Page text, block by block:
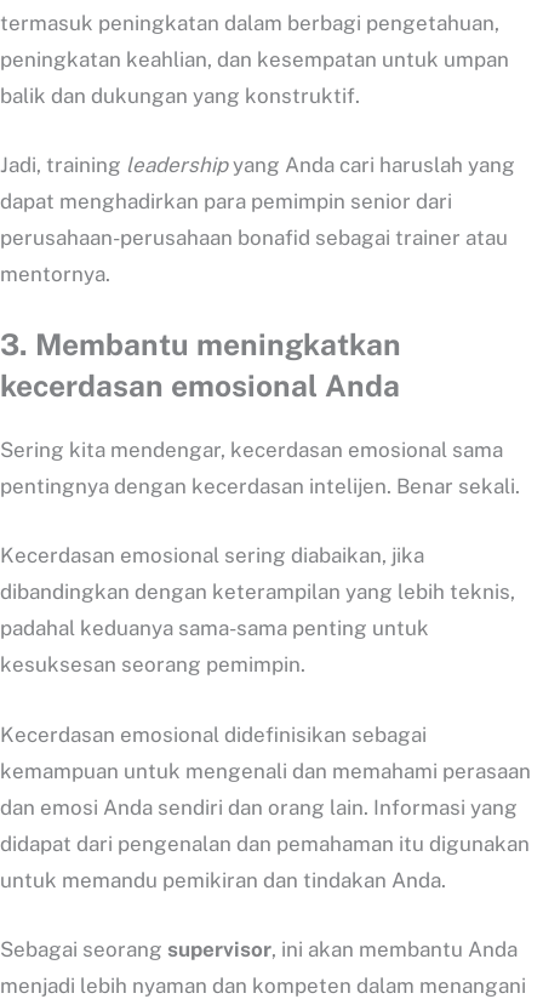
termasuk peningkatan dalam berbagi pengetahuan,
peningkatan keahlian, dan kesempatan untuk umpan
balik dan dukungan yang konstruktif.
Jadi, training leadershipyang Anda cari haruslah yang
dapat menghadirkan para pemimpin senior dari
perusahaan-perusahaan bonafid sebagai trainer atau
mentornya.
3. Membantu meningkatkan
kecerdasan emosional Anda
Sering kita mendengar, kecerdasan emosional sama
pentingnya dengan kecerdasan intelijen. Benar sekali.
Kecerdasan emosional sering diabaikan, jika
dibandingkan dengan keterampilan yang lebih teknis,
padahal keduanya sama-sama penting untuk
kesuksesan seorang pemimpin.
Kecerdasan emosional didefinisikan sebagai
kemampuan untuk mengenali dan memahami perasaan
dan emosi Anda sendiri dan orang lain. Informasi yang
didapat dari pengenalan dan pemahaman itu digunakan
untuk memandu pemikiran dan tindakan Anda.
Sebagai seorang supervisor, ini akan membantu Anda
menjadi lebih nyaman dan kompeten dalam menangani